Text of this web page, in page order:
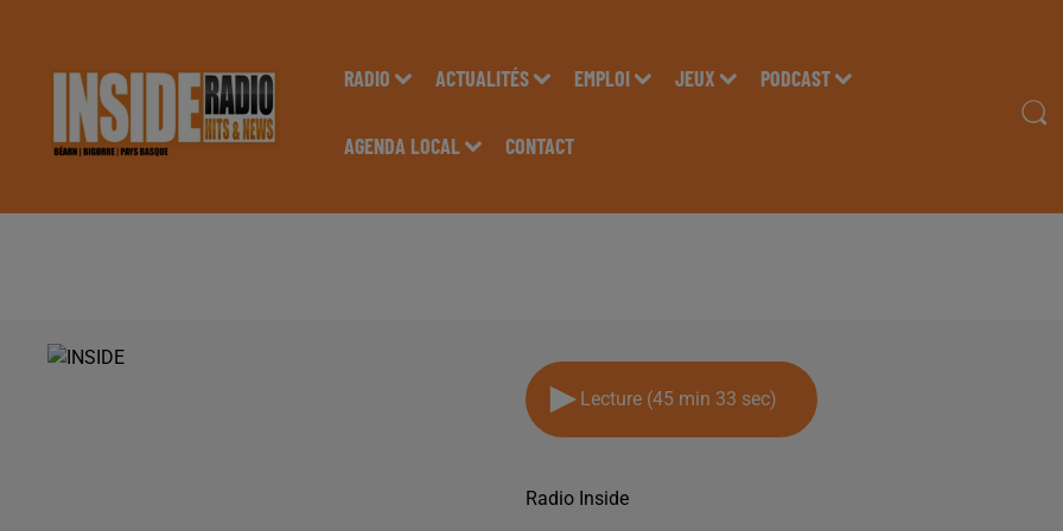
RADIO ACTUALITÉS EMPLOI JEUX PODCAST
AGENDA LOCAL CONTACT
Lecture (45 min 33 sec)
Radio Inside